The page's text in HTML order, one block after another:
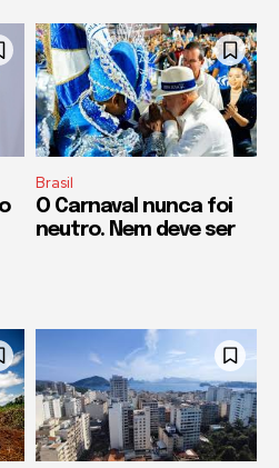
Brasil
O Carnaval nunca foi
neutro. Nem deve ser